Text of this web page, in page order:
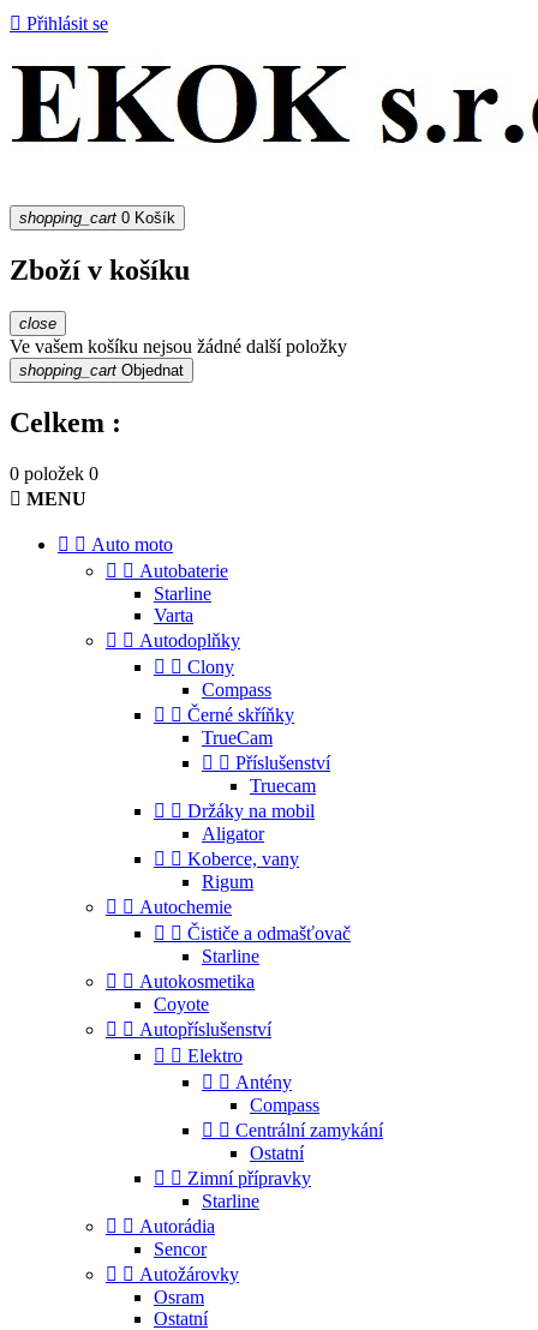
 Přihlásit se
shopping_cart 0 Košík
Zboží v košíku
close
Ve vašem košíku nejsou žádné další položky
shopping_cart Objednat
Celkem :
0 položek 0
 MENU
  Auto moto
  Autobaterie
Starline
Varta
  Autodoplňky
  Clony
Compass
  Černé skříňky
TrueCam
  Příslušenství
Truecam
  Držáky na mobil
Aligator
  Koberce, vany
Rigum
  Autochemie
  Čističe a odmašťovač
Starline
  Autokosmetika
Coyote
  Autopříslušenství
  Elektro
  Antény
Compass
  Centrální zamykání
Ostatní
  Zimní přípravky
Starline
  Autorádia
Sencor
  Autožárovky
Osram
Ostatní